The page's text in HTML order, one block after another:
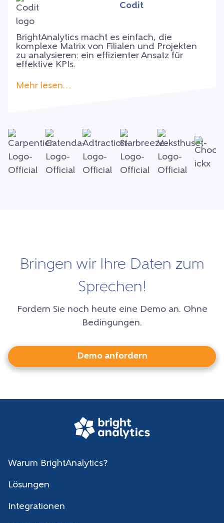
Codit
BrightAnalytics macht es einfach, die
komplexe Matrix von Filialen und Projekten
zu analysieren: ein effizienter Ansatz für
effektive KPIs.
Mehr lesen…
Bringen wir Ihre Daten zum
Sprechen!
Fordern Sie noch heute eine Demo an. Ohne
Bedingungen.
Demo anfordern
Warum BrightAnalytics?
Lösungen
Integrationen